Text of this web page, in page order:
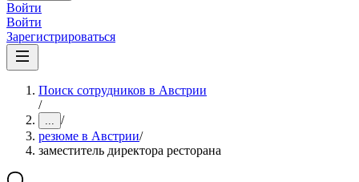
Войти
Войти
Зарегистрироваться
Поиск сотрудников в Австрии
/
... /
резюме в Австрии/
заместитель директора ресторана